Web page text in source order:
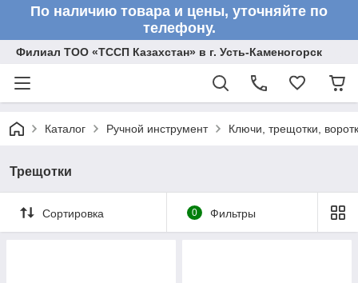
По наличию товара и цены, уточняйте по
телефону.
Филиал ТОО «ТССП Казахстан» в г. Усть-Каменогорск
Каталог Ручной инструмент Ключи, трещотки,
Трещотки
Сортировка 0 Фильтры